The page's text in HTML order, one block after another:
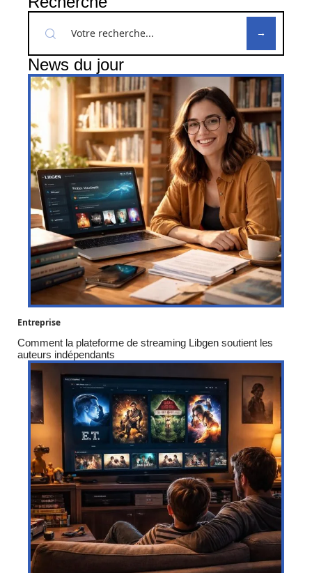
News du jour
Entreprise
Comment la plateforme de streaming Libgen soutient les
auteurs indépendants